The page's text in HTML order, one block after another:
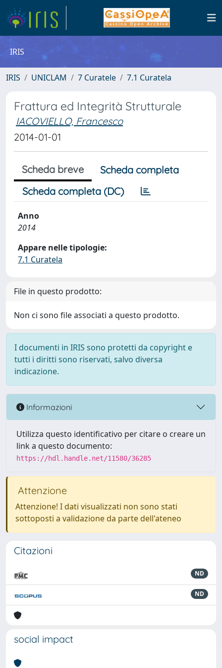
IRIS
IRIS UNICLAM 7 Curatele 7.1 Curatela
Frattura ed Integrità Strutturale
IACOVIELLO, Francesco
2014-01-01
Scheda breve
Scheda completa
Scheda completa (DC)
Anno
2014
Appare nelle tipologie:
7.1 Curatela
File in questo prodotto:
Non ci sono file associati a questo prodotto.
I documenti in IRIS sono protetti da copyright e
tutti i diritti sono riservati, salvo diversa
indicazione.
Informazioni
Utilizza questo identificativo per citare o creare un
link a questo documento:
https://hdl.handle.net/11580/36285
Attenzione
Attenzione! I dati visualizzati non sono stati
sottoposti a validazione da parte dell'ateneo
Citazioni
ND
ND
social impact